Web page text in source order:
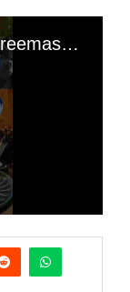
Duty of memory - Western Freemasonry: induction ceremony of Ali Bongo Ex-president of Gabon and Sassou Nguesso president of Kongo Brazza as so-called Grand Masters of the lodges of Gabon and Kongo; « Are African politicians also victims of this legacy of colonization? Apart from a layman, that is to say, someone who is not a Freemason cannot lead a Black/African State?? So it is the Freemasons who govern Africa?? And these, when they are chosen, also surround themselves with Freemasons?? »